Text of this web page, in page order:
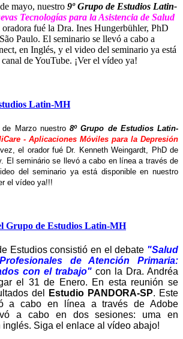
mayo, nuestro 9º Grupo de Estudios Latin-
Tecnologías para la Asistencia de Salud
oradora fué la Dra. Ines Hungerbühler, PhD
Paulo. El seminario se llevó a cabo a
en Inglés, y el video del seminario ya está
de YouTube. ¡Ver el vídeo ya!
Latin-MH
Marzo nuestro8º Grupo de Estudios Latin-
- Aplicaciones Móviles para la Depresión
el orador fué Dr. Kenneth Weingardt, PhD de
El seminário se llevó a cabo en línea a través de
del seminario ya está disponible en nuestro
el vídeo ya!!!
Grupo de Estudios Latin-MH
Estudios consistió en el debate "Salud
de Atención Primaria:
con el trabajo" con la Dra. Andréa
el 31 de Enero. En esta reunión se
del
Estudio PANDORA-SP. Este
a cabo en línea a través de Adobe
a cabo en dos sesiones: uma en
inglés. Siga el enlace al vídeo abajo!